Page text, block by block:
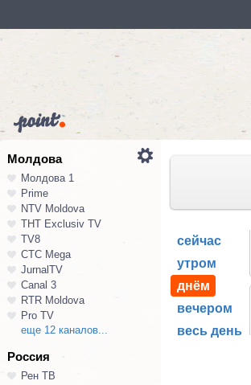
Молдова
Молдова 1
Prime
NTV Moldova
ТНТ Exclusiv TV
TV8
СТС Mega
JurnalTV
Canal 3
RTR Moldova
Pro TV
еще 12 каналов...
Россия
Рен ТВ
сейчас
утром
днём
вечером
весь день